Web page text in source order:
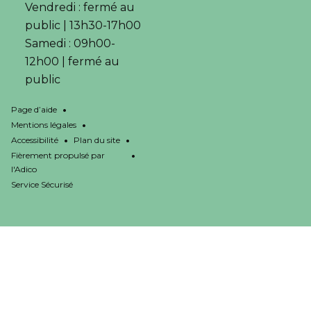
Vendredi : fermé au
public | 13h30-17h00
Samedi : 09h00-
12h00 | fermé au
public
Page d’aide •
Mentions légales •
Accessibilité • Plan du site •
Fièrement propulsé par
l'Adico
•
Service Sécurisé